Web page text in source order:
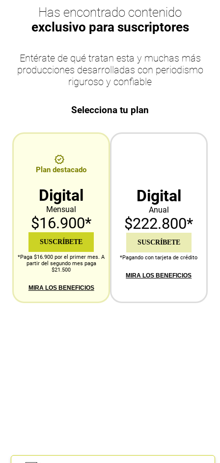
Has encontrado contenido
exclusivo para suscriptores
Entérate de qué tratan esta y muchas más
producciones desarrolladas con periodismo
riguroso y confiable
Selecciona tu plan
Plan destacado
Digital
Mensual
$16.900*
SUSCRÍBETE
*Paga $16.900 por el primer mes. A
partir del segundo mes paga
$21.500
MIRA LOS BENEFICIOS
Digital
Anual
$222.800*
SUSCRÍBETE
*Pagando con tarjeta de crédito
MIRA LOS BENEFICIOS